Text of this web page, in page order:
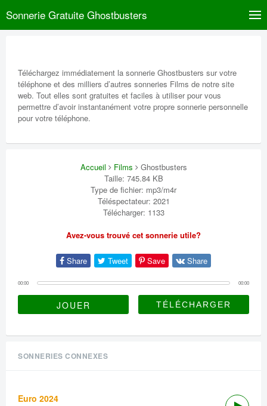
Sonnerie Gratuite Ghostbusters
Téléchargez immédiatement la sonnerie Ghostbusters sur votre
téléphone et des milliers d’autres sonneries Films de notre site
web. Tout elles sont gratuites et faciles à utiliser pour vous
permettre d’avoir instantanément votre propre sonnerie personnelle
pour votre téléphone.
Accueil Films
Ghostbusters
Taille: 745.84 KB
Type de fichier: mp3/m4r
Téléspectateur: 2021
Télécharger: 1133
Avez-vous trouvé cet sonnerie utile?
Share Tweet Save Share
00:00 00:00
JOUER
SONNERIES CONNEXES
Euro 2024